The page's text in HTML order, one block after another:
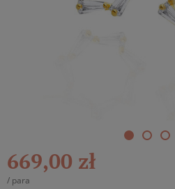
669,00 zł
/ para